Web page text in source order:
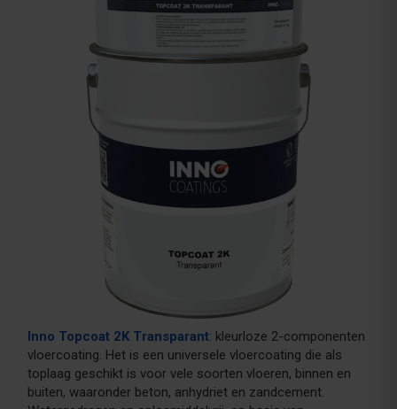
Inno Topcoat 2K Transparant: kleurloze 2-componenten
vloercoating. Het is een universele vloercoating die als
toplaag geschikt is voor vele soorten vloeren, binnen en
buiten, waaronder beton, anhydriet en zandcement.